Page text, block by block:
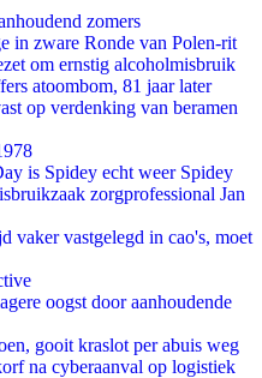
zomers
in zware Ronde van Polen-rit
om ernstig alcoholmisbruik
atoombom, 81 jaar later
op verdenking van beramen
is Spidey echt weer Spidey
zorgprofessional Jan
vaker vastgelegd in cao's, moet
oogst door aanhoudende
gooit kraslot per abuis weg
na cyberaanval op logistiek